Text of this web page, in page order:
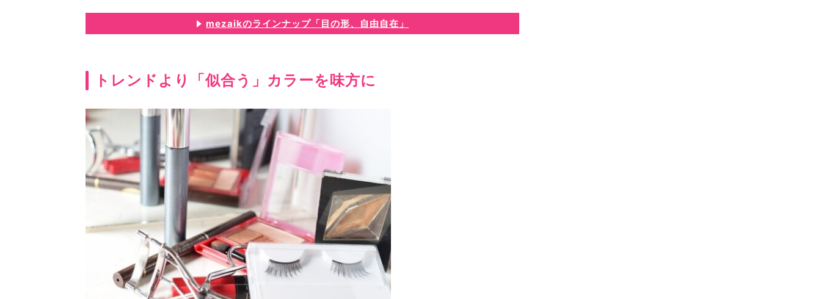
mezaikのラインナップ「目の形、自由自在」
トレンドより「似合う」カラーを味方に